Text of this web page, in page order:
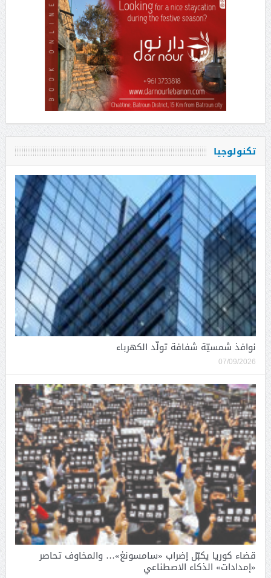
تكنولوجيا
نوافذ شمسيّة شفافة تولّد الكهرباء
07/09/2026
قضاء كوريا يكبّل إضراب «سامسونغ»… والمخاوف تحاصر
«إمدادات» الذكاء الاصطناعي